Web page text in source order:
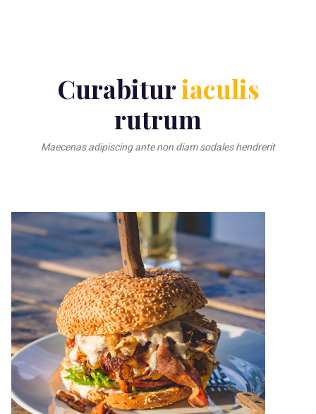
Curabituriaculis
rutrum
Maecenas adipiscing ante non diam sodales hendrerit